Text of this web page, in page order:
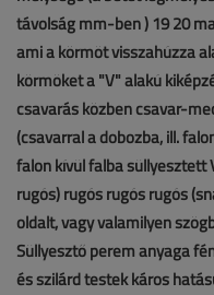
távolság mm-ben ) 19 20
ami a körmöt visszahúzza
körmöket a "V" alakú
csavarás közben csavar-
(csavarral a dobozba, ill.
falon kívül falba süllyesztett
rugós) rugós rugós rugós
oldalt, vagy valamilyen
Süllyesztő perem anyaga
és szilárd testek káros